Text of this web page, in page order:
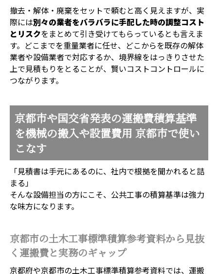
撤去・解体・廃棄をセットで頼むと高く見えますが、実
際には別々の業者をバラバラに手配した時の調整コスト
とリスクをまとめて引き受けてもらっているとも言えま
す。どこまでを重量業者に任せ、どこからを既存の解体
業者や設備業者で対応するか、境界線をはっきりさせた
上で見積もりをとることが、賢いコストコントロールに
つながります。
京都市や国交省発表の運搬費積算基準
を機械の搬入や設置費用 京都市で使い
こなす
「見積書は手元にあるのに、社内で根拠を聞かれると詰
まる」
そんな設備担当の方にこそ、公共工事の積算基準は強力
な味方になります。
京都市の土木工事標準積算参考資料から見抜
く運搬費と実務のギャップ
京都府や京都市の土木工事標準積算参考資料では、運搬